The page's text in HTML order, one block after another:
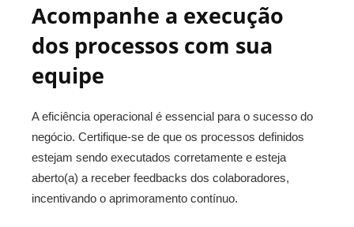
Acompanhe a execução
dos processos com sua
equipe
A eficiência operacional é essencial para o sucesso do
negócio. Certifique-se de que os processos definidos
estejam sendo executados corretamente e esteja
aberto(a) a receber feedbacks dos colaboradores,
incentivando o aprimoramento contínuo.